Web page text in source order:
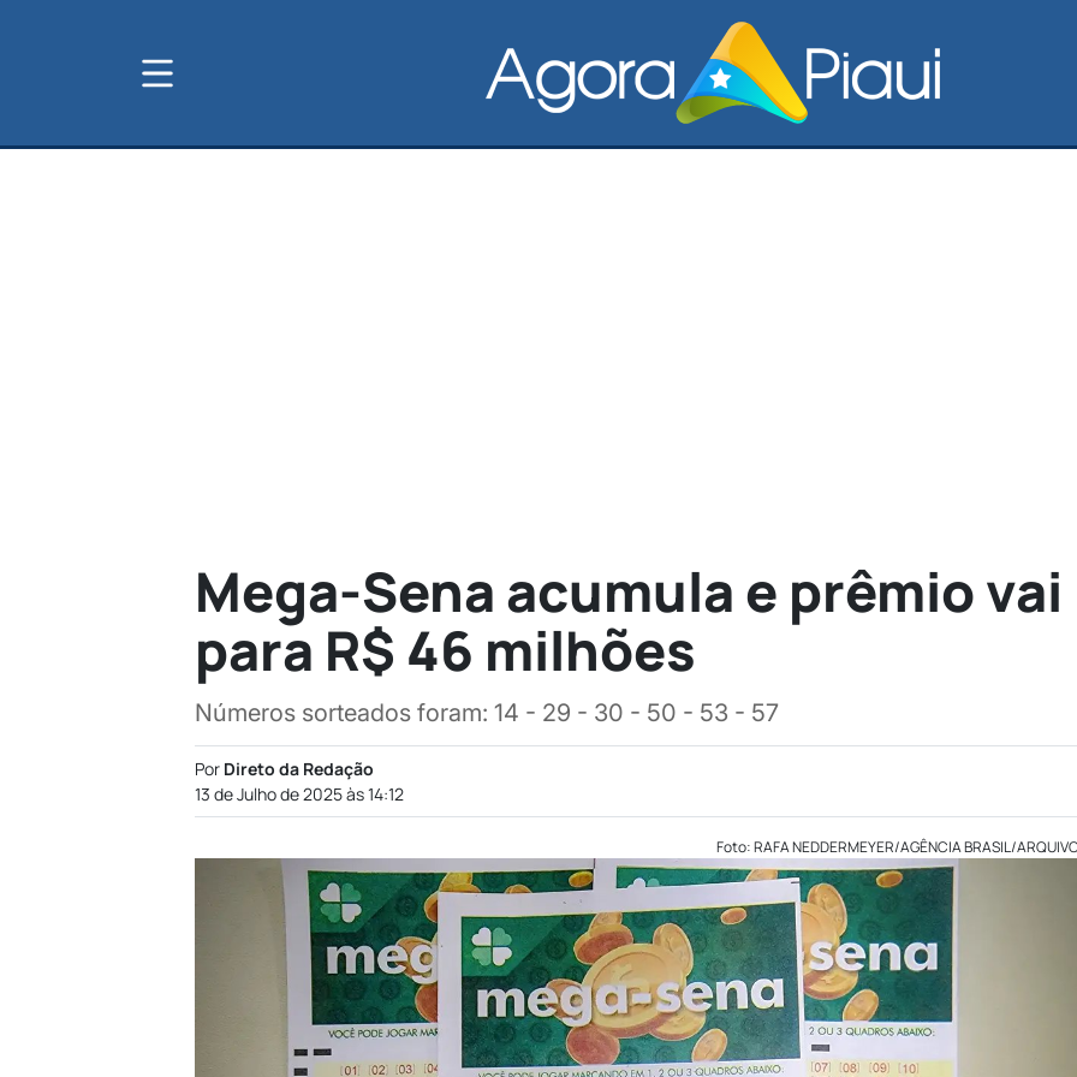
Mega-Sena acumula e prêmio vai
para R$ 46 milhões
Números sorteados foram: 14 - 29 - 30 - 50 - 53 - 57
Por Direto da Redação
13 de Julho de 2025 às 14:12
Foto: RAFA NEDDERMEYER/AGÊNCIA BRASIL/